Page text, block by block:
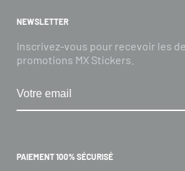
NEWSLETTER
Inscrivez-vous pour recevoir les
promotions MX Stickers.
PAIEMENT 100% SÉCURISÉ